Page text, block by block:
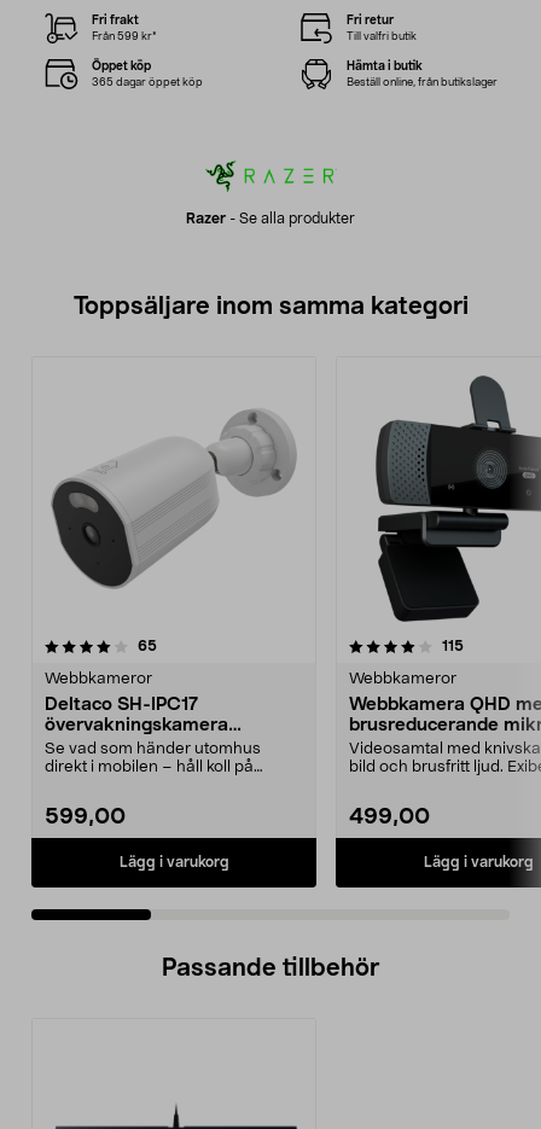
Razer - Se alla produkter
Fri frakt
Från 599 kr*
Fri retur
Till valfri butik
Öppet köp
365 dagar öppet köp
Hämta i butik
Beställ online, från butikslager
Toppsäljare inom samma kategori
65recensioner
Webbkameror
Deltaco SH-IPC17
övervakningskamera
utomhus WiFi FullHD
Se vad som händer utomhus
direkt i mobilen – håll koll på
599,00
Lägg i varukorg
4.0 av 5 stjärnor 115
Webbkameror
Webbkamera QHD
brusreducerande
Exibel
Videosamtal med
bild och brusfritt ljud.
499,00
Lägg i varukorg
4.5 av 5 stjärnor
Passande tillbehör